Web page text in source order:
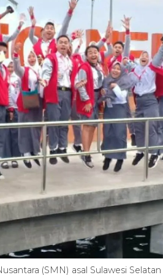
(SMN) asal Sulawesi